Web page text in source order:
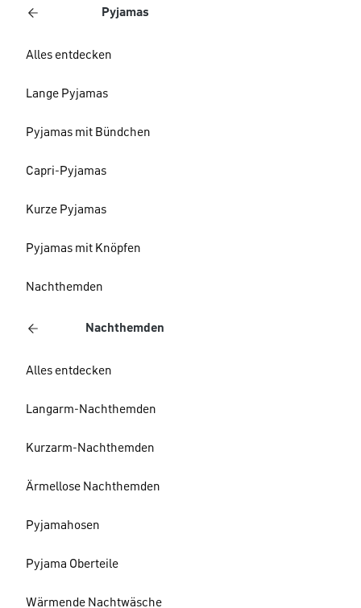
Pyjamas
Alles entdecken
Lange Pyjamas
Pyjamas mit Bündchen
Capri-Pyjamas
Kurze Pyjamas
Pyjamas mit Knöpfen
Nachthemden
Nachthemden
Alles entdecken
Langarm-Nachthemden
Kurzarm-Nachthemden
Ärmellose Nachthemden
Pyjamahosen
Pyjama Oberteile
Wärmende Nachtwäsche